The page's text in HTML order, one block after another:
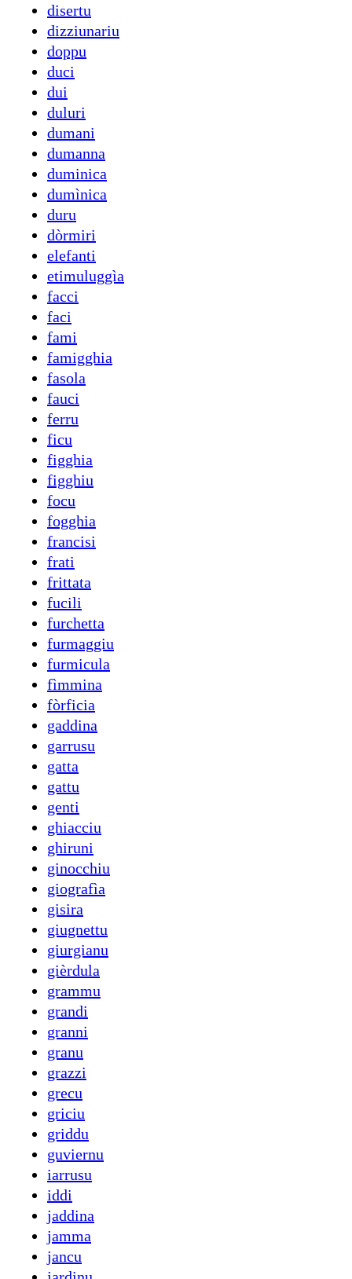
disertu
dizziunariu
doppu
duci
dui
duluri
dumani
dumanna
duminica
dumìnica
duru
dòrmiri
elefanti
etimuluggìa
facci
faci
fami
famigghia
fasola
fauci
ferru
ficu
figghia
figghiu
focu
fogghia
francisi
frati
frittata
fucili
furchetta
furmaggiu
furmicula
fìmmina
fòrficia
gaddina
garrusu
gatta
gattu
genti
ghiacciu
ghiruni
ginocchiu
giografìa
gisira
giugnettu
giurgianu
gièrdula
grammu
grandi
granni
granu
grazzi
grecu
griciu
griddu
guviernu
iarrusu
iddi
jaddina
jamma
jancu